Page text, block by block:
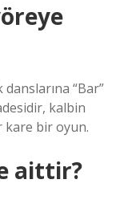
“Bar”
kalbin
kare bir oyun.
aittir?